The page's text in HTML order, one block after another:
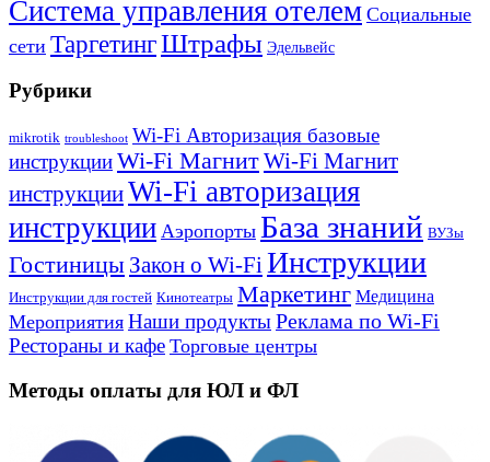
Система управления отелем Социальные
сети ТаргетингШтрафы Эдельвейс
Рубрики
mikrotik troubleshoot Wi-Fi Авторизация базовые
инструкцииWi-Fi МагнитWi-Fi Магнит
инструкцииWi-Fi авторизация
инструкции Аэропорты База знаний ВУЗы
Гостиницы Закон о Wi-FiИнструкции
Инструкции для гостей Кинотеатры Маркетинг Медицина
Мероприятия Наши продуктыРеклама по Wi-Fi
Рестораны и кафе Торговые центры
Методы оплаты для ЮЛ и ФЛ